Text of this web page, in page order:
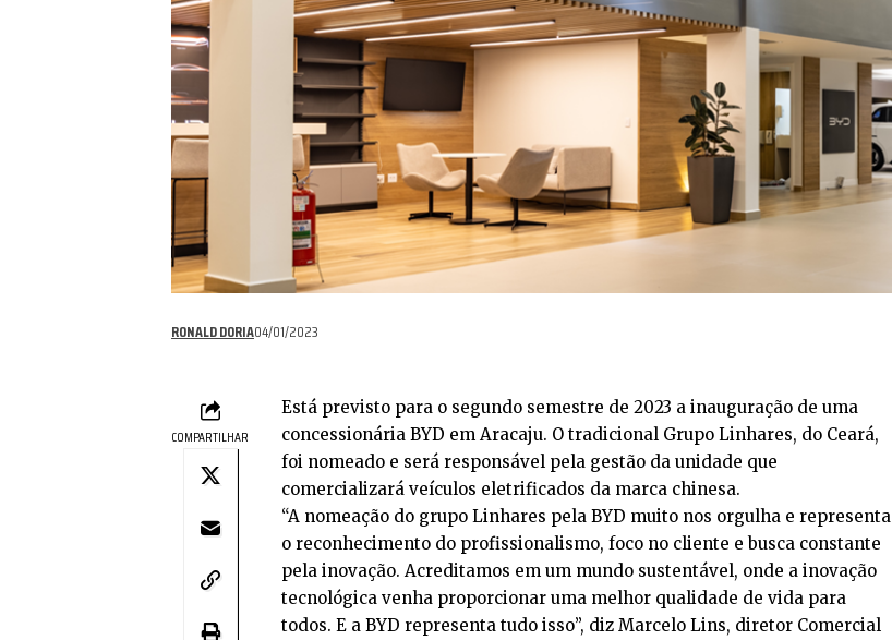
RONALD DORIA04/01/2023
COMPARTILHAR
Está previsto para o segundo semestre de 2023 a inauguração de uma
concessionária BYD em Aracaju. O tradicional Grupo Linhares, do Ceará,
foi nomeado e será responsável pela gestão da unidade que
comercializará veículos eletrificados da marca chinesa.
“A nomeação do grupo Linhares pela BYD muito nos orgulha e representa
o reconhecimento do profissionalismo, foco no cliente e busca constante
pela inovação. Acreditamos em um mundo sustentável, onde a inovação
tecnológica venha proporcionar uma melhor qualidade de vida para
todos. E a BYD representa tudo isso”, diz Marcelo Lins, diretor Comercial